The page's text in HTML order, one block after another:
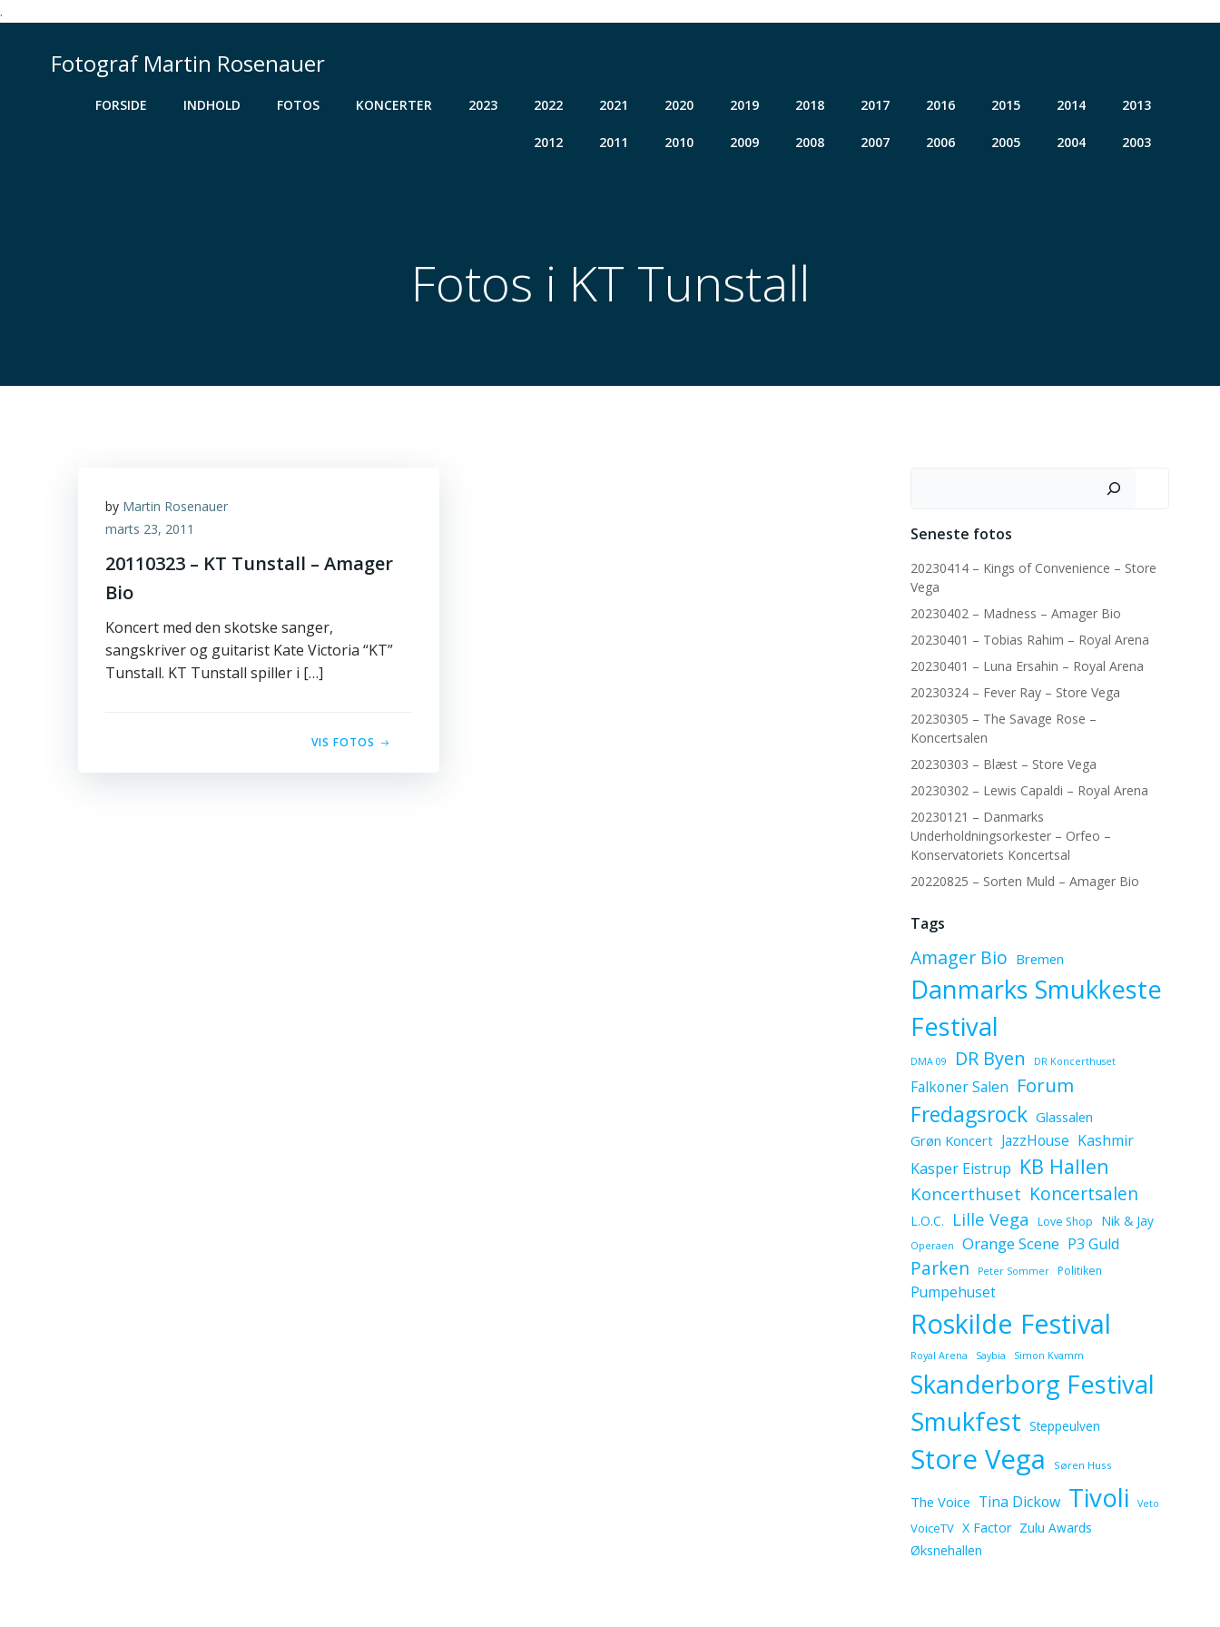
.
Fotograf Martin Rosenauer
FORSIDE INDHOLD FOTOS KONCERTER 2023 2022 2021 2020 2019 2018 2017 2016 2015 2014 2013
2012 2011 2010 2009 2008 2007 2006 2005 2004 2003
Fotos i KT Tunstall
by Martin Rosenauer
marts 23, 2011
20110323 – KT Tunstall – Amager
Bio
Koncert med den skotske sanger,
sangskriver og guitarist Kate Victoria “KT”
Tunstall. KT Tunstall spiller i […]
VIS FOTOS
Seneste fotos
20230414 – Kings of Convenience – Store
Vega
20230402 – Madness – Amager Bio
20230401 – Tobias Rahim – Royal Arena
20230401 – Luna Ersahin – Royal Arena
20230324 – Fever Ray – Store Vega
20230305 – The Savage Rose –
Koncertsalen
20230303 – Blæst – Store Vega
20230302 – Lewis Capaldi – Royal Arena
20230121 – Danmarks
Underholdningsorkester – Orfeo –
Konservatoriets Koncertsal
20220825 – Sorten Muld – Amager Bio
Tags
Amager Bio Bremen
Danmarks Smukkeste
Festival
DMA 09 DR Byen DR Koncerthuset
Falkoner Salen Forum
Fredagsrock Glassalen
Grøn Koncert JazzHouse Kashmir
Kasper Eistrup KB Hallen
Koncerthuset Koncertsalen
L.O.C. Lille Vega Love Shop Nik & Jay
Operaen Orange Scene P3 Guld
Parken Peter Sommer Politiken
Pumpehuset
Roskilde Festival
Royal Arena Saybia Simon Kvamm
Skanderborg Festival
Smukfest Steppeulven
Store Vega Søren Huss
The Voice Tina Dickow Tivoli Veto
VoiceTV X Factor Zulu Awards
Øksnehallen